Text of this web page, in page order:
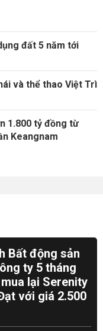
đất 5 năm tới
và thể thao Việt Trì
1.800 tỷ đồng từ
Keangnam
Bất động sản
ty 5 tháng
lại Serenity
với giá 2.500